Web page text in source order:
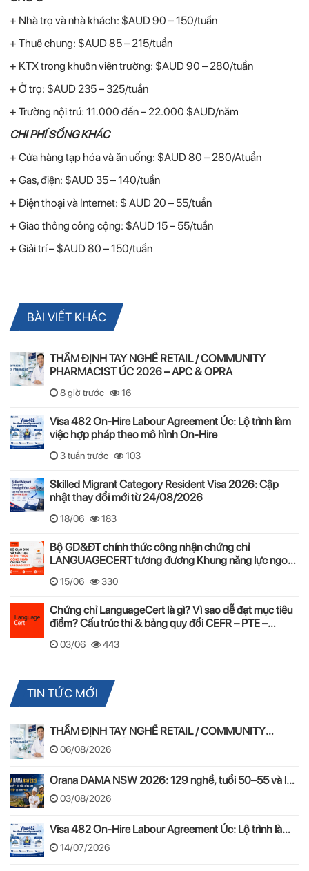
+ Nhà trọ và nhà khách: $AUD 90 – 150/tuần
+ Thuê chung: $AUD 85 – 215/tuần
+ KTX trong khuôn viên trường: $AUD 90 – 280/tuần
+ Ở trọ: $AUD 235 – 325/tuần
+ Trường nội trú: 11.000 đến – 22.000 $AUD/năm
CHI PHÍ SỐNG KHÁC
+ Cửa hàng tạp hóa và ăn uống: $AUD 80 – 280/Atuần
+ Gas, điện: $AUD 35 – 140/tuần
+ Điện thoại và Internet: $ AUD 20 – 55/tuần
+ Giao thông công cộng: $AUD 15 – 55/tuần
+ Giải trí – $AUD 80 – 150/tuần
BÀI VIẾT KHÁC
THẨM ĐỊNH TAY NGHỀ RETAIL / COMMUNITY
PHARMACIST ÚC 2026 – APC & OPRA
8 giờ trước 16
Visa 482 On-Hire Labour Agreement Úc: Lộ trình làm
việc hợp pháp theo mô hình On-Hire
3 tuần trước 103
Skilled Migrant Category Resident Visa 2026: Cập
nhật thay đổi mới từ 24/08/2026
18/06 183
Bộ GD&ĐT chính thức công nhận chứng chỉ
LANGUAGECERT tương đương Khung năng lực ngoại
15/06 330
Chứng chỉ LanguageCert là gì? Vì sao dễ đạt mục tiêu
điểm? Cấu trúc thi & bảng quy đổi CEFR – PTE –
03/06 443
TIN TỨC MỚI
THẨM ĐỊNH TAY NGHỀ RETAIL / COMMUNITY
PHARMACIST ÚC 2026 – APC & OPRA
06/08/2026
Orana DAMA NSW 2026: 129 nghề, tuổi 50–55 và lộ
trình PR
03/08/2026
Visa 482 On-Hire Labour Agreement Úc: Lộ trình làm
việc hợp pháp theo mô hình On-Hire
14/07/2026